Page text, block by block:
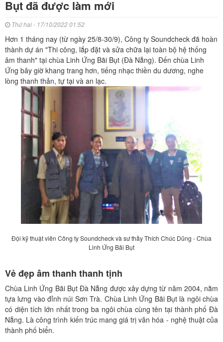
Bụt đã được làm mới
Thứ hai - 17/10/2022 01:52
Hơn 1 tháng nay (từ ngày 25/8-30/9), Công ty Soundcheck đã hoàn
thành dự án "Thi công, lắp đặt và sửa chữa lại toàn bộ hệ thống
âm thanh" tại chùa Linh Ứng Bãi Bụt (Đà Nẵng). Đến chùa Linh
Ứng bây giờ khang trang hơn, tiếng nhạc thiền du dương, nghe
lòng thanh thản, tự tại và an lạc.
Đội kỹ thuật viên Công ty Soundcheck và sư thầy Thích Chúc Dũng - Chùa
Linh Ứng Bãi Bụt
Vẻ đẹp âm thanh thanh tịnh
Chùa Linh Ứng Bãi Bụt Đà Nẵng được xây dựng từ năm 2004, nằm
tựa lưng vào đỉnh núi Sơn Trà. Chùa Linh Ứng Bãi Bụt là ngôi chùa
có diện tích lớn nhất trong ba ngôi chùa cùng tên tại thành phố Đà
Nẵng. Là công trình kiến trúc mang giá trị văn hóa - nghệ thuật của
thành phố biển.